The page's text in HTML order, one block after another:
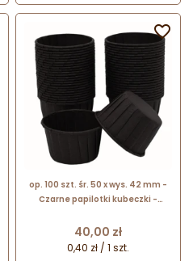
op. 100 szt. śr. 50 x wys. 42 mm -
Czarne papilotki kubeczki -
babeczek
Cena
40,00 zł
0,40 zł / 1 szt.
